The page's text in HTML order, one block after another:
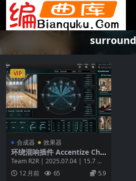
surround
VIP
合成器 效果器
环绕混响插件 Accentize Cha
meleon Surround v1.1.3-Wi
Team R2R | 2025.07.04 | 15.7 M
B 🎧 Chamel...
12 月前 65 5.9